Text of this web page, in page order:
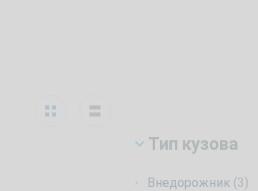
Тип кузова
Внедорожник (3)